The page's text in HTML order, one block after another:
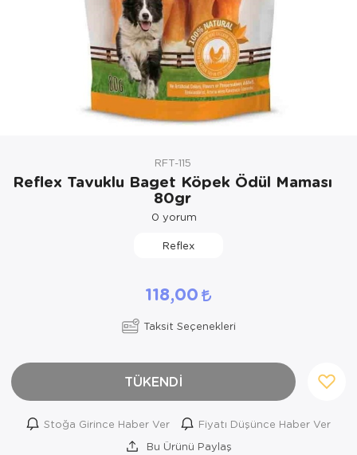
RFT-115
Reflex Tavuklu Baget Köpek Ödül Maması
80gr
0 yorum
Reflex
118,00
Taksit Seçenekleri
TÜKENDİ
Stoğa Girince Haber Ver
Fiyatı Düşünce Haber Ver
Bu Ürünü Paylaş